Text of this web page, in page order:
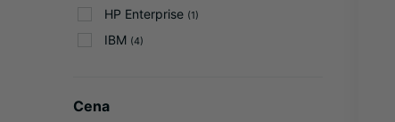
HP Enterprise (1)
IBM (4)
Cena